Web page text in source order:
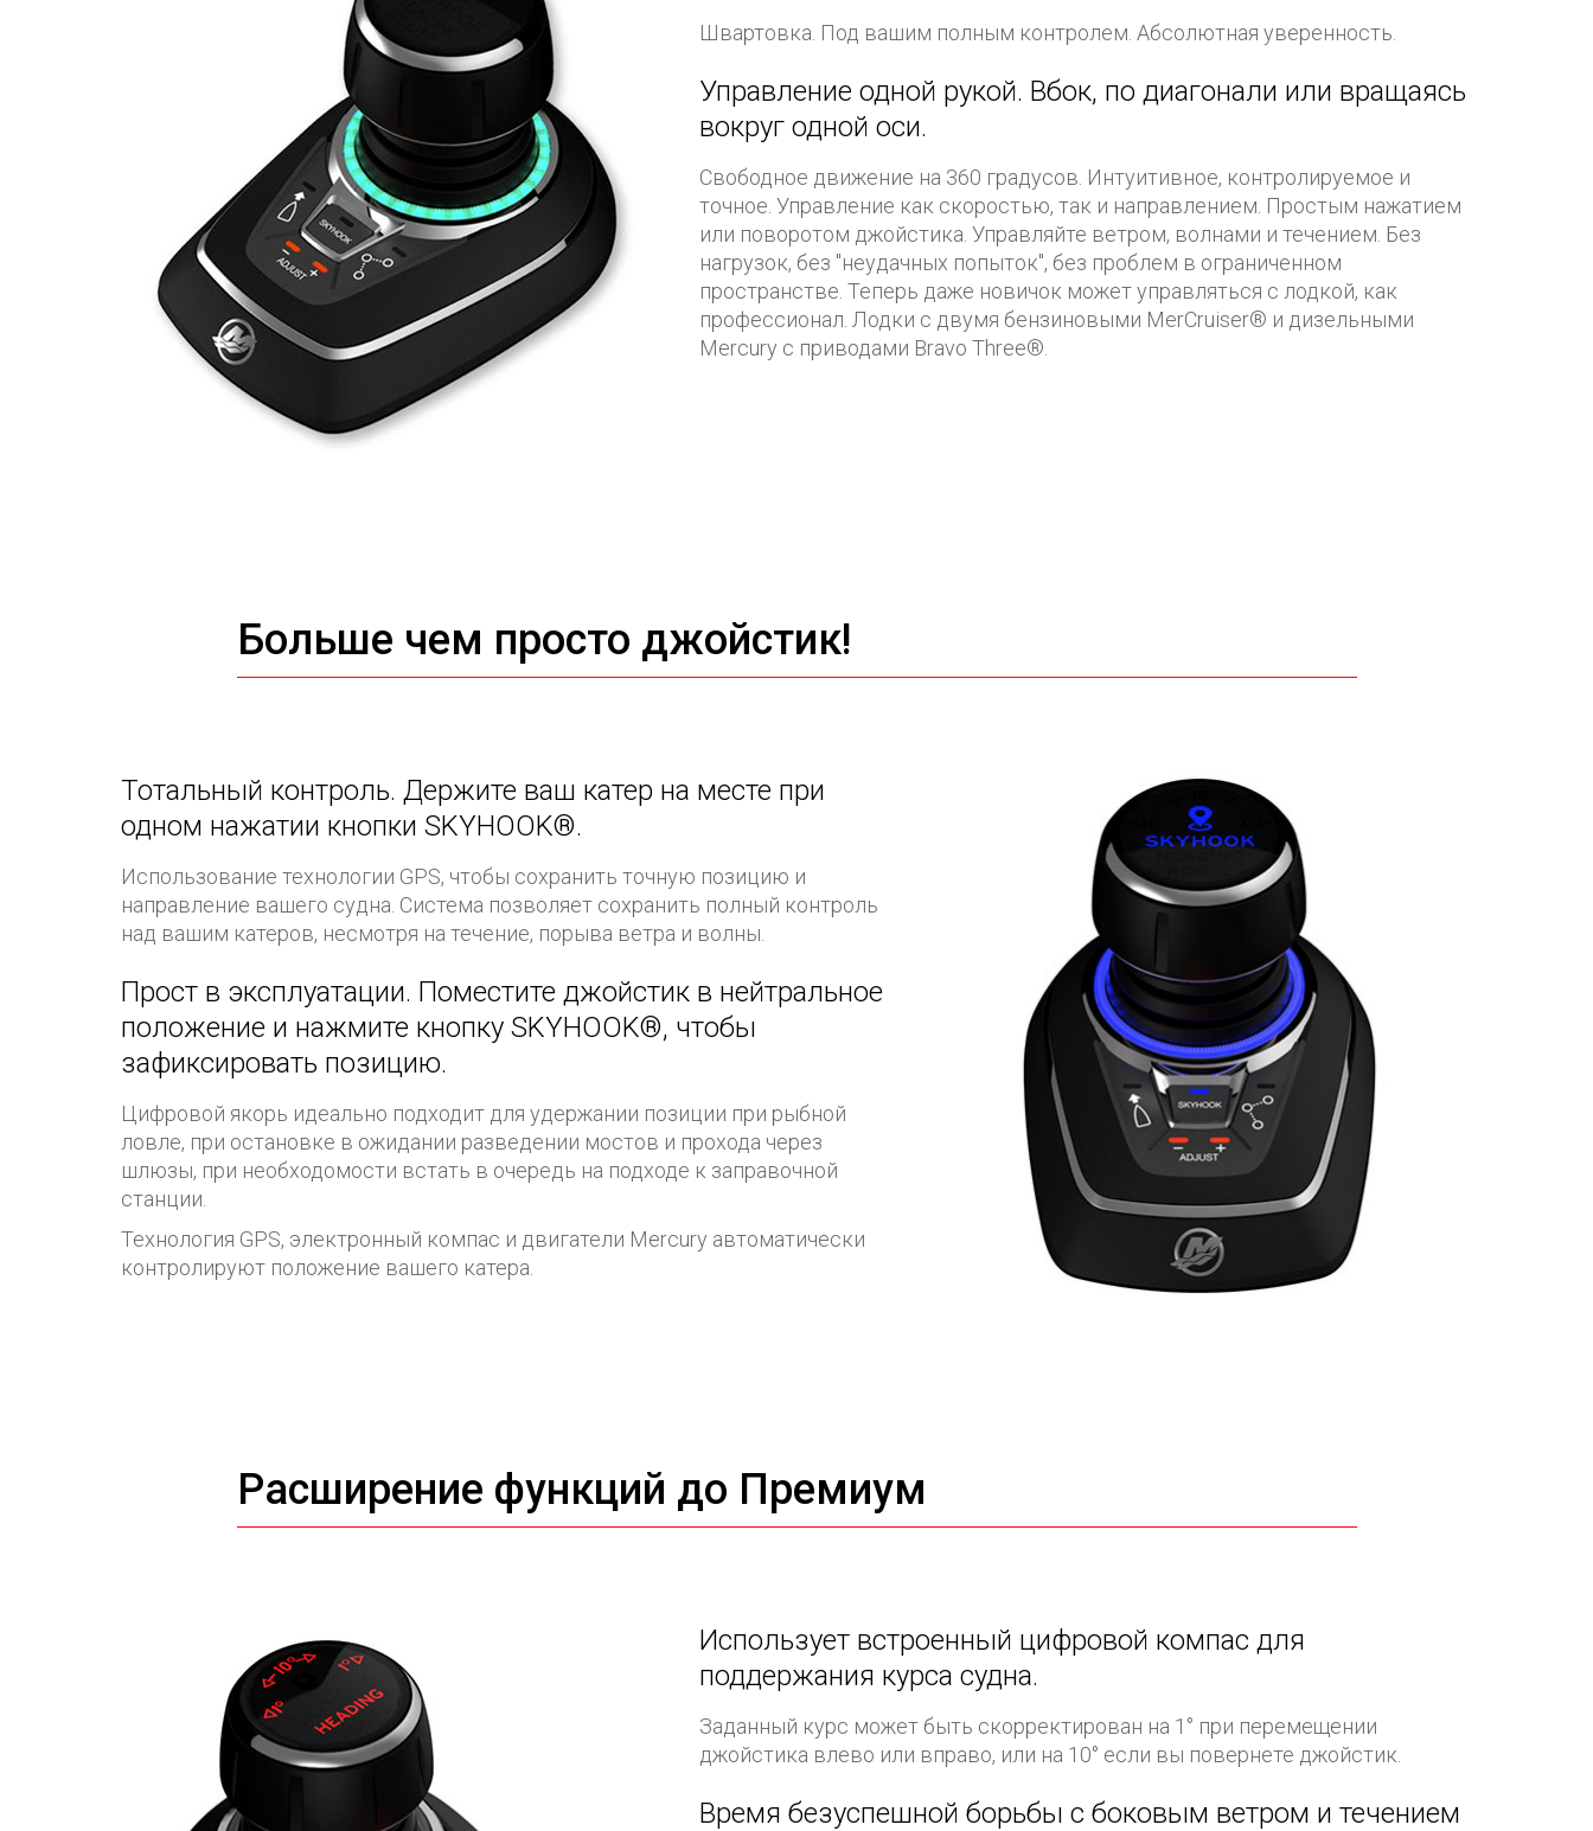
Швартовка. Под вашим полным контролем. Абсолютная уверенность.
Управление одной рукой. Вбок, по диагонали или вращаясь
вокруг одной оси.
Свободное движение на 360 градусов. Интуитивное, контролируемое и
точное. Управление как скоростью, так и направлением. Простым нажатием
или поворотом джойстика. Управляйте ветром, волнами и течением. Без
нагрузок, без "неудачных попыток", без проблем в ограниченном
пространстве. Теперь даже новичок может управляться с лодкой, как
профессионал. Лодки с двумя бензиновыми MerCruiser® и дизельными
Mercury с приводами Bravo Three®.
Больше чем просто джойстик!
Тотальный контроль. Держите ваш катер на месте при
одном нажатии кнопки SKYHOOK®.
Использование технологии GPS, чтобы сохранить точную позицию и
направление вашего судна. Система позволяет сохранить полный контроль
над вашим катеров, несмотря на течение, порыва ветра и волны.
Прост в эксплуатации. Поместите джойстик в нейтральное
положение и нажмите кнопку SKYHOOK®, чтобы
зафиксировать позицию.
Цифровой якорь идеально подходит для удержании позиции при рыбной
ловле, при остановке в ожидании разведении мостов и прохода через
шлюзы, при необходомости встать в очередь на подходе к заправочной
станции.
Технология GPS, электронный компас и двигатели Mercury автоматически
контролируют положение вашего катера.
Расширение функций до Премиум
Использует встроенный цифровой компас для
поддержания курса судна.
Заданный курс может быть скорректирован на 1° при перемещении
джойстика влево или вправо, или на 10° если вы повернете джойстик.
Время безуспешной борьбы с боковым ветром и течением